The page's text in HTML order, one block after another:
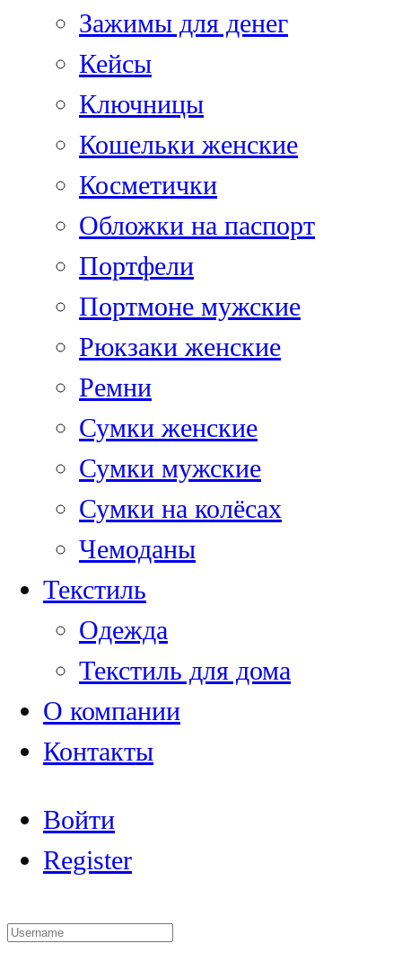
Зажимы для денег
Кейсы
Ключницы
Кошельки женские
Косметички
Обложки на паспорт
Портфели
Портмоне мужские
Рюкзаки женские
Ремни
Сумки женские
Сумки мужские
Сумки на колёсах
Чемоданы
Текстиль
Одежда
Текстиль для дома
О компании
Контакты
Войти
Register